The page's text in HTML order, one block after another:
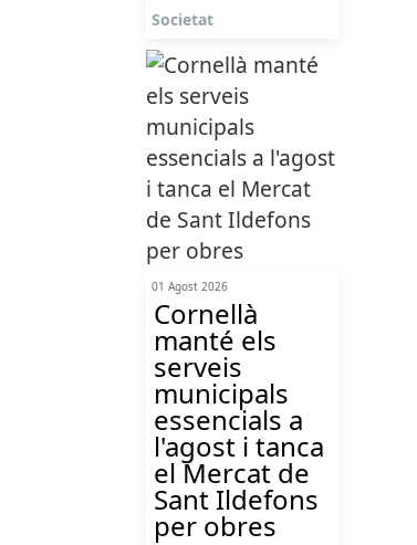
Societat
01 Agost 2026
Cornellà
manté els
serveis
municipals
essencials a
l'agost i tanca
el Mercat de
Sant Ildefons
per obres